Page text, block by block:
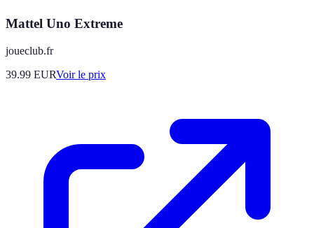
Mattel Uno Extreme
joueclub.fr
39.99 EURVoir le prix